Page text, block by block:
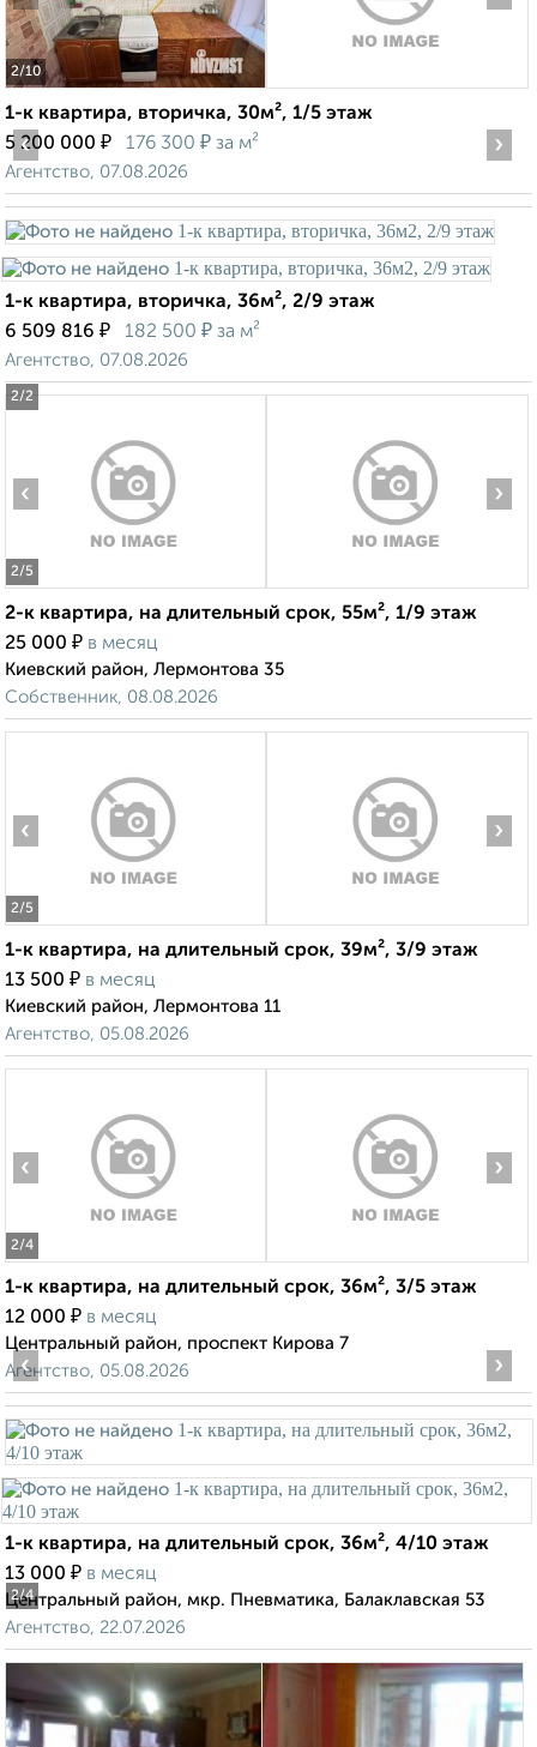
2/10
1-к квартира, вторичка, 30м², 1/5 этаж
5 200 000 ₽ 176 300 ₽ за м²
Агентство, 07.08.2026
2/2
‹ ›
1-к квартира, вторичка, 36м², 2/9 этаж
6 509 816 ₽ 182 500 ₽ за м²
Агентство, 07.08.2026
2/5
‹ ›
2-к квартира, на длительный срок, 55м², 1/9 этаж
25 000 ₽ в месяц
Киевский район, Лермонтова 35
Собственник, 08.08.2026
2/5
‹ ›
1-к квартира, на длительный срок, 39м², 3/9 этаж
13 500 ₽ в месяц
Киевский район, Лермонтова 11
Агентство, 05.08.2026
2/4
‹ ›
1-к квартира, на длительный срок, 36м², 3/5 этаж
12 000 ₽ в месяц
Центральный район, проспект Кирова 7
Агентство, 05.08.2026
2/4
‹ ›
1-к квартира, на длительный срок, 36м², 4/10 этаж
13 000 ₽ в месяц
Центральный район, мкр. Пневматика, Балаклавская 53
Агентство, 22.07.2026